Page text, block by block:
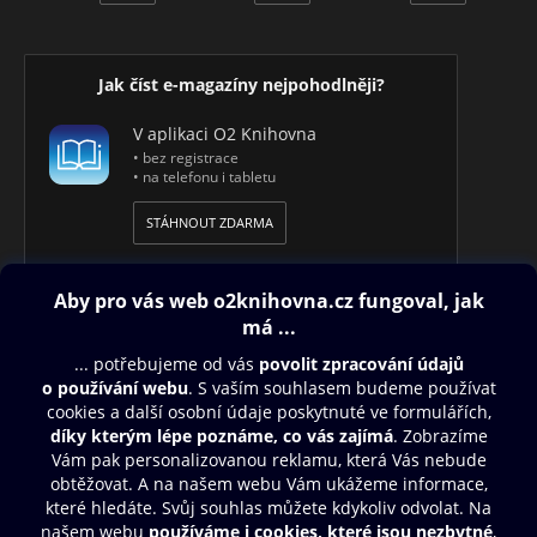
Jak číst e-magazíny nejpohodlněji?
V aplikaci O2 Knihovna
• bez registrace
• na telefonu i tabletu
STÁHNOUT ZDARMA
Obsah ke stažení
Moje O2 Knihovna
Další zábava